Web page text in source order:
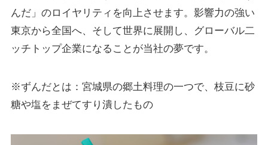
んだ」のロイヤリティを向上させます。影響力の強い
東京から全国へ、そして世界に展開し、グローバル二
ッチトップ企業になることが当社の夢です。
※ずんだとは：宮城県の郷土料理の一つで、枝豆に砂
糖や塩をまぜてすり潰したもの